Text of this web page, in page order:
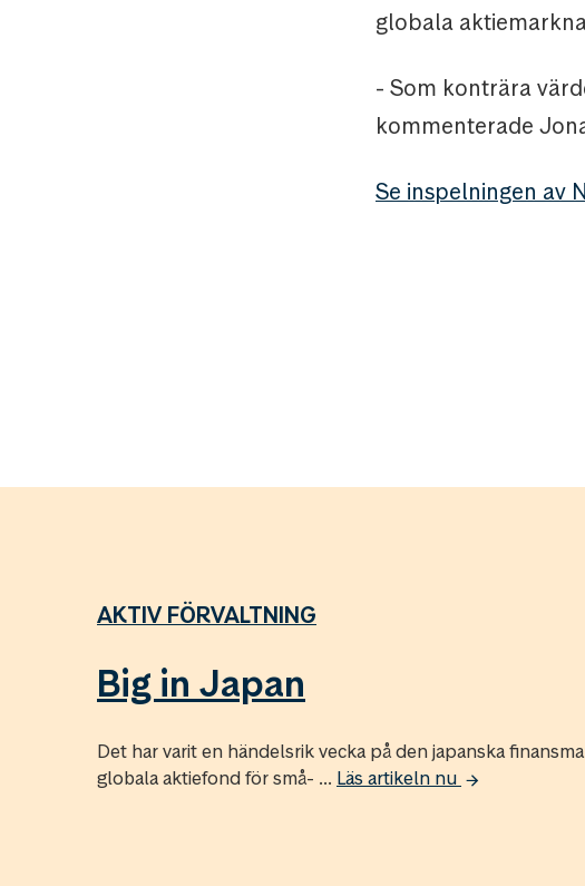
globala
- Som konträra
kommenterade
Se inspelningen av
AKTIV FÖRVALTNING
Big in Japan
Det har varit en händelsrik vecka på den japanska
globala aktiefond för små- ... Läs artikeln nu